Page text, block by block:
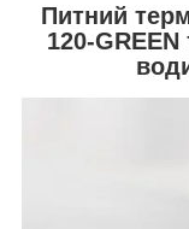
Питний
120-